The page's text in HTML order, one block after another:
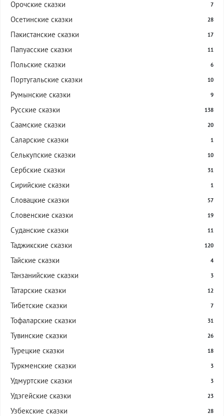
Орочские сказки 7
Осетинские сказки 28
Пакистанские сказки 17
Папуасские сказки 11
Польские сказки 6
Португальские сказки 10
Румынские сказки 9
Русские сказки 138
Саамские сказки 20
Саларские сказки 1
Селькупские сказки 10
Сербские сказки 31
Сирийские сказки 1
Словацкие сказки 57
Словенские сказки 19
Суданские сказки 11
Таджикские сказки 120
Тайские сказки 4
Танзанийские сказки 3
Татарские сказки 12
Тибетские сказки 7
Тофаларские сказки 31
Тувинские сказки 26
Турецкие сказки 18
Туркменские сказки 3
Удмуртские сказки 3
Удэгейские сказки 23
Узбекские сказки 28